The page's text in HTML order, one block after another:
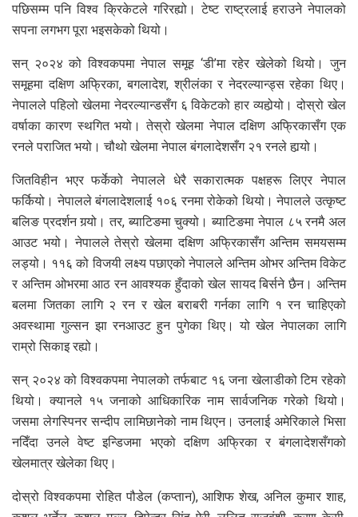
पछिसम्म पनि विश्व क्रिकेटले गरिरह्यो। टेष्ट राष्ट्रलाई हराउने नेपालको
सपना लगभग पूरा भइसकेको थियो।
सन् २०२४ को विश्वकपमा नेपाल समूह ‘डी’मा रहेर खेलेको थियो। जुन
समूहमा दक्षिण अफ्रिका, बगलादेश, श्रीलंका र नेदरल्यान्ड्स रहेका थिए।
नेपालले पहिलो खेलमा नेदरल्यान्डसँग ६ विकेटको हार व्यहोर्‍यो। दोस्रो खेल
वर्षाका कारण स्थगित भयो। तेस्रो खेलमा नेपाल दक्षिण अफ्रिकासँग एक
रनले पराजित भयो। चौथो खेलमा नेपाल बंगलादेशसँग २१ रनले हार्‍यो।
जितविहीन भएर फर्केको नेपालले धेरै सकारात्मक पक्षहरू लिएर नेपाल
फर्कियो। नेपालले बंगलादेशलाई १०६ रनमा रोकेको थियो। नेपालले उत्कृष्ट
बलिङ प्रदर्शन गर्‍यो। तर, ब्याटिङमा चुक्यो। ब्याटिङमा नेपाल ८५ रनमै अल
आउट भयो। नेपालले तेस्रो खेलमा दक्षिण अफ्रिकासँग अन्तिम समयसम्म
लड्यो। ११६ को विजयी लक्ष्य पछाएको नेपालले अन्तिम ओभर अन्तिम विकेट
र अन्तिम ओभरमा आठ रन आवश्यक हुँदाको खेल सायद बिर्सने छैन। अन्तिम
बलमा जितका लागि २ रन र खेल बराबरी गर्नका लागि १ रन चाहिएको
अवस्थामा गुल्सन झा रनआउट हुन पुगेका थिए। यो खेल नेपालका लागि
राम्रो सिकाइ रह्यो।
सन् २०२४ को विश्वकपमा नेपालको तर्फबाट १६ जना खेलाडीको टिम रहेको
थियो। क्यानले १५ जनाको आधिकारिक नाम सार्वजनिक गरेको थियो।
जसमा लेगस्पिनर सन्दीप लामिछानेको नाम थिएन। उनलाई अमेरिकाले भिसा
नदिँदा उनले वेष्ट इन्डिजमा भएको दक्षिण अफ्रिका र बंगलादेशसँगको
खेलमात्र खेलेका थिए।
दोस्रो विश्वकपमा रोहित पौडेल (कप्तान), आशिफ शेख, अनिल कुमार शाह,